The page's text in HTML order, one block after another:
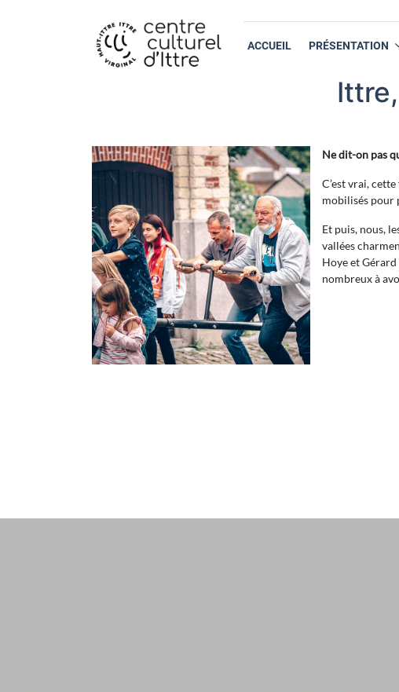
ACCUEIL PRÉSENTATION
Ne dit-on pas
C’est vrai,
mobilisés pour
Et puis, nous,
vallées
Hoye et
nombreux à